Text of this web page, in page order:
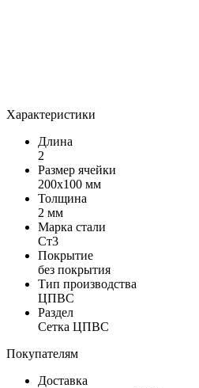
Характеристики
Длина
2
Размер ячейки
200х100 мм
Толщина
2 мм
Марка стали
Ст3
Покрытие
без покрытия
Тип производства
ЦПВС
Раздел
Сетка ЦПВС
Покупателям
Доставка